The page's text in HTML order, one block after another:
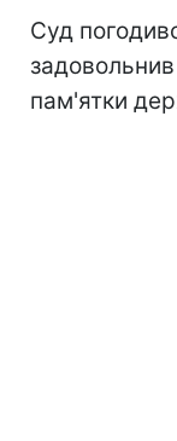
Суд
пам'ятки